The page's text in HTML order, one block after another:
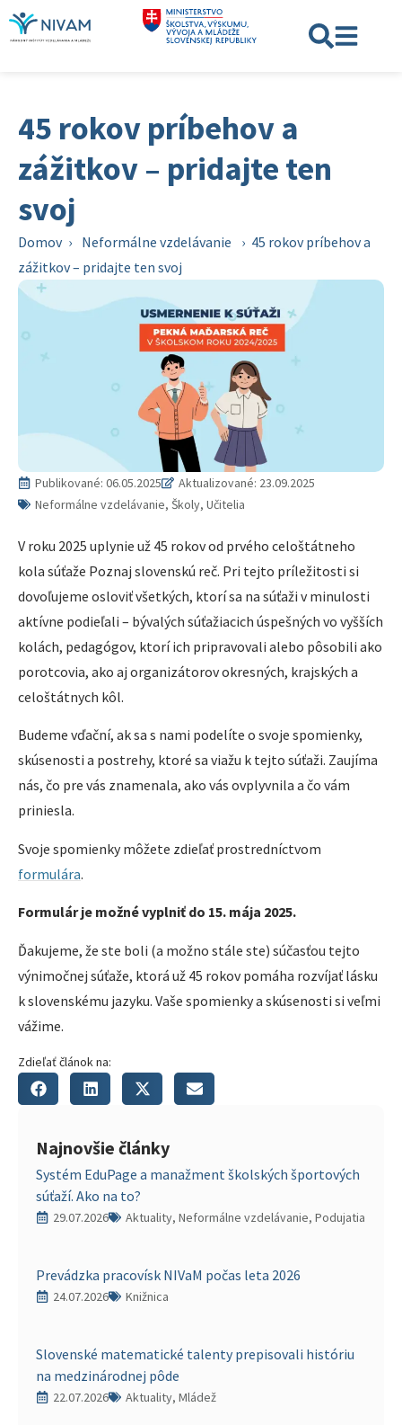
45 rokov príbehov a
zážitkov – pridajte ten
svoj
Domov › Neformálne vzdelávanie › 45 rokov príbehov a
zážitkov – pridajte ten svoj
Publikované: 06.05.2025
Aktualizované: 23.09.2025
Neformálne vzdelávanie, Školy, Učitelia
V roku 2025 uplynie už 45 rokov od prvého celoštátneho
kola súťaže Poznaj slovenskú reč. Pri tejto príležitosti si
dovoľujeme osloviť všetkých, ktorí sa na súťaži v minulosti
aktívne podieľali – bývalých súťažiacich úspešných vo vyšších
kolách, pedagógov, ktorí ich pripravovali alebo pôsobili ako
porotcovia, ako aj organizátorov okresných, krajských a
celoštátnych kôl.
Budeme vďační, ak sa s nami podelíte o svoje spomienky,
skúsenosti a postrehy, ktoré sa viažu k tejto súťaži. Zaujíma
nás, čo pre vás znamenala, ako vás ovplyvnila a čo vám
priniesla.
Svoje spomienky môžete zdieľať prostredníctvom
formulára.
Formulár je možné vyplniť do 15. mája 2025.
Ďakujeme, že ste boli (a možno stále ste) súčasťou tejto
výnimočnej súťaže, ktorá už 45 rokov pomáha rozvíjať lásku
k slovenskému jazyku. Vaše spomienky a skúsenosti si veľmi
vážime.
Zdieľať článok na:
Najnovšie články
Systém EduPage a manažment školských športových
súťaží. Ako na to?
29.07.2026 Aktuality, Neformálne vzdelávanie, Podujatia
Prevádzka pracovísk NIVaM počas leta 2026
24.07.2026 Knižnica
Slovenské matematické talenty prepisovali históriu
na medzinárodnej pôde
22.07.2026 Aktuality, Mládež